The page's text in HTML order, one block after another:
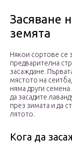
Засяване
земята
Някои сортове се
предварителна
засаждане.
мястото на
няма други
да засадите
през зимата и да
лятото.
Кога да